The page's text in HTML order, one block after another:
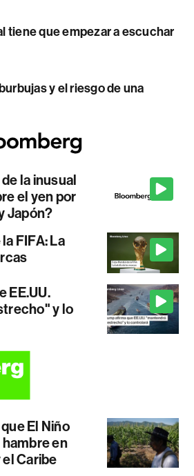
tiene que empezar a escuchar
y el riesgo de una
la inusual
el yen por
Japón?
FIFA: La
EE.UU.
y lo
El Niño
en
Caribe